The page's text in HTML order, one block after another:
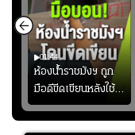
01:44
ห้องน้ำราชมังฯ ถูก
มือดีขีดเขียนหลังใช้
งานเพียงนัดเดียว
สมาคมฟุตบอลฯ